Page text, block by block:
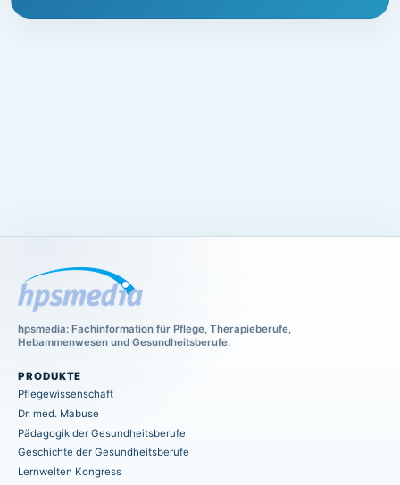
hpsmedia: Fachinformation für Pflege, Therapieberufe,
Hebammenwesen und Gesundheitsberufe.
PRODUKTE
Pflegewissenschaft
Dr. med. Mabuse
Pädagogik der Gesundheitsberufe
Geschichte der Gesundheitsberufe
Lernwelten Kongress